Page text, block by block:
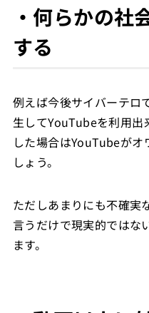
・何らかの社
する
例えば今後サイバーテロ
生してYouTubeを利用出
した場合はYouTubeが
しょう。
ただしあまりにも不確実
言うだけで現実的ではな
ます。